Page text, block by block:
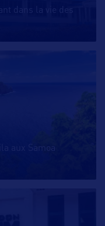
dans la vie des
aux Samoa